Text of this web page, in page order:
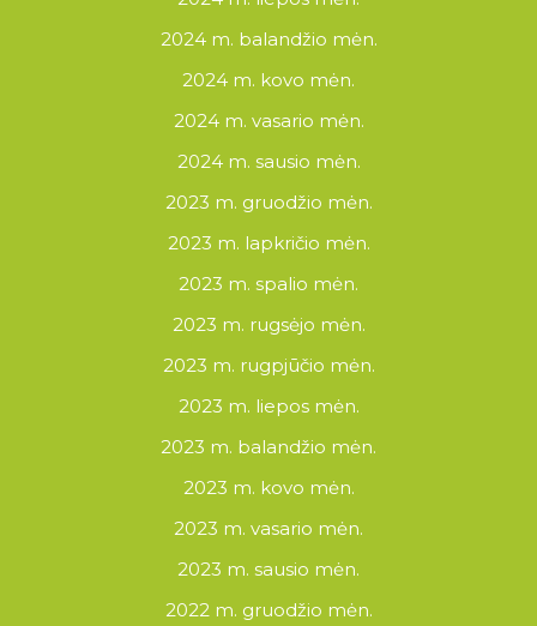
2024 m. balandžio mėn.
2024 m. kovo mėn.
2024 m. vasario mėn.
2024 m. sausio mėn.
2023 m. gruodžio mėn.
2023 m. lapkričio mėn.
2023 m. spalio mėn.
2023 m. rugsėjo mėn.
2023 m. rugpjūčio mėn.
2023 m. liepos mėn.
2023 m. balandžio mėn.
2023 m. kovo mėn.
2023 m. vasario mėn.
2023 m. sausio mėn.
2022 m. gruodžio mėn.